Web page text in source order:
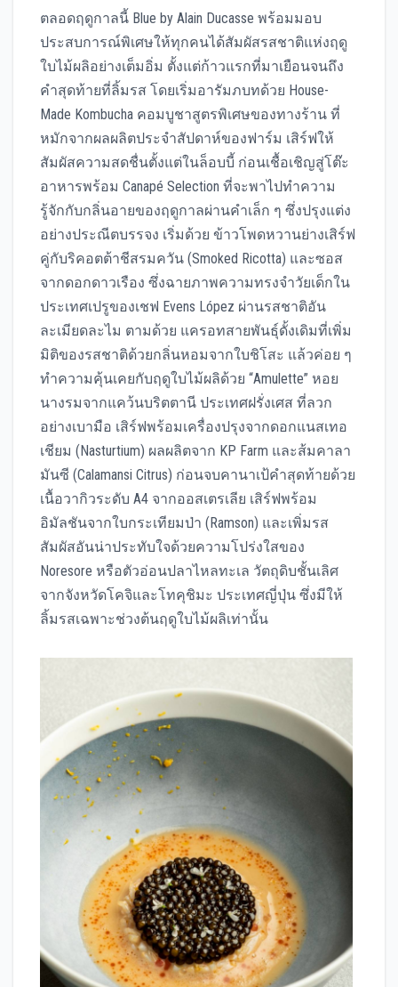
ตลอดฤดูกาลนี้ Blue by Alain Ducasse พร้อมมอบ
ประสบการณ์พิเศษให้ทุกคนได้สัมผัสรสชาติแห่งฤดู
ใบไม้ผลิอย่างเต็มอิ่ม ตั้งแต่ก้าวแรกที่มาเยือนจนถึง
คำสุดท้ายที่ลิ้มรส โดยเริ่มอารัมภบทด้วย House-
Made Kombucha คอมบูชาสูตรพิเศษของทางร้าน ที่
หมักจากผลผลิตประจำสัปดาห์ของฟาร์ม เสิร์ฟให้
สัมผัสความสดชื่นตั้งแต่ในล็อบบี้ ก่อนเชื้อเชิญสู่โต๊ะ
อาหารพร้อม Canapé Selection ที่จะพาไปทำความ
รู้จักกับกลิ่นอายของฤดูกาลผ่านคำเล็ก ๆ ซึ่งปรุงแต่ง
อย่างประณีตบรรจง เริ่มด้วย ข้าวโพดหวานย่างเสิร์ฟ
คู่กับริคอตต้าชีสรมควัน (Smoked Ricotta) และซอส
จากดอกดาวเรือง ซึ่งฉายภาพความทรงจำวัยเด็กใน
ประเทศเปรูของเชฟ Evens López ผ่านรสชาติอัน
ละเมียดละไม ตามด้วย แครอทสายพันธุ์ดั้งเดิมที่เพิ่ม
มิติของรสชาติด้วยกลิ่นหอมจากใบชิโสะ แล้วค่อย ๆ
ทำความคุ้นเคยกับฤดูใบไม้ผลิด้วย “Amulette” หอย
นางรมจากแคว้นบริตตานี ประเทศฝรั่งเศส ที่ลวก
อย่างเบามือ เสิร์ฟพร้อมเครื่องปรุงจากดอกแนสเทอ
เชียม (Nasturtium) ผลผลิตจาก KP Farm และส้มคาลา
มันซี (Calamansi Citrus) ก่อนจบคานาเป้คำสุดท้ายด้วย
เนื้อวากิวระดับ A4 จากออสเตรเลีย เสิร์ฟพร้อม
อิมัลชันจากใบกระเทียมป่า (Ramson) และเพิ่มรส
สัมผัสอันน่าประทับใจด้วยความโปร่งใสของ
Noresore หรือตัวอ่อนปลาไหลทะเล วัตถุดิบชั้นเลิศ
จากจังหวัดโคจิและโทคุชิมะ ประเทศญี่ปุ่น ซึ่งมีให้
ลิ้มรสเฉพาะช่วงต้นฤดูใบไม้ผลิเท่านั้น